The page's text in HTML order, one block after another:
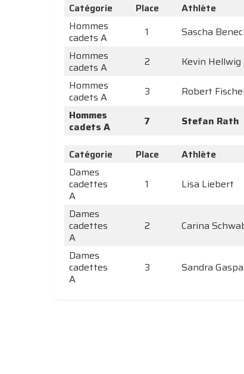
Catégorie
Place Athlète
Hommes
cadets A
1 Sascha
Hommes
cadets A
2 Kevin Hellwig
Hommes
cadets A
3 Robert
Hommes
cadets A
7 Stefan Rath
Catégorie Place Athlète
Dames
cadettes
A
1 Lisa Liebert
Dames
cadettes
A
2 Carina
Dames
cadettes
A
3 Sandra